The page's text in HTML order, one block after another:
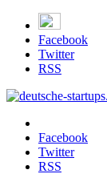
Facebook
Twitter
RSS
Facebook
Twitter
RSS